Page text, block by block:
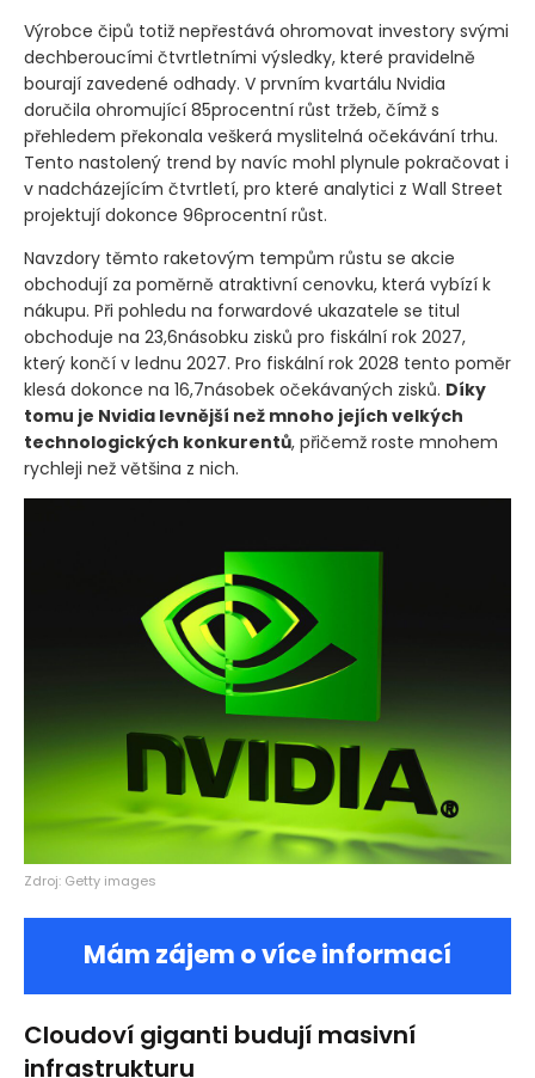
Výrobce čipů totiž nepřestává ohromovat investory svými
dechberoucími čtvrtletními výsledky, které pravidelně
bourají zavedené odhady. V prvním kvartálu Nvidia
doručila ohromující 85procentní růst tržeb, čímž s
přehledem překonala veškerá myslitelná očekávání trhu.
Tento nastolený trend by navíc mohl plynule pokračovat i
v nadcházejícím čtvrtletí, pro které analytici z Wall Street
projektují dokonce 96procentní růst.
Navzdory těmto raketovým tempům růstu se akcie
obchodují za poměrně atraktivní cenovku, která vybízí k
nákupu. Při pohledu na forwardové ukazatele se titul
obchoduje na 23,6násobku zisků pro fiskální rok 2027,
který končí v lednu 2027. Pro fiskální rok 2028 tento poměr
klesá dokonce na 16,7násobek očekávaných zisků. Díky
tomu je Nvidia levnější než mnoho jejích velkých
technologických konkurentů, přičemž roste mnohem
rychleji než většina z nich.
Zdroj: Getty images
Mám zájem o více informací
Cloudoví giganti budují masivní
infrastrukturu